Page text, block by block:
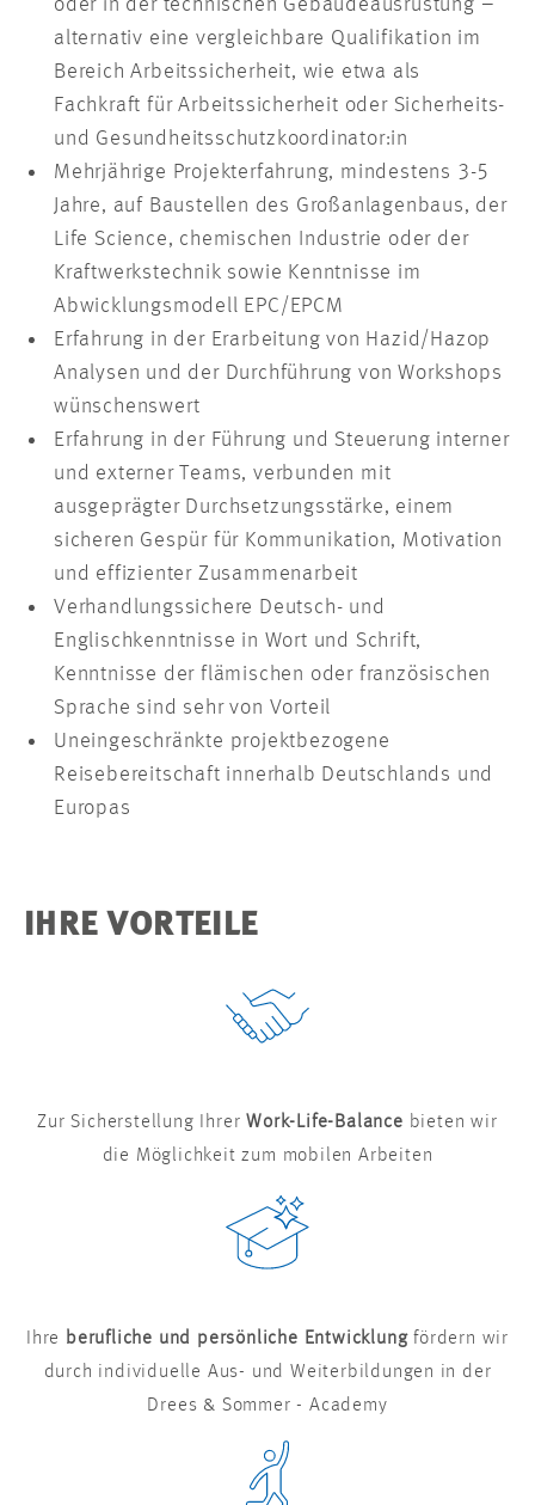
oder in der technischen Gebäudeausrüstung –
alternativ eine vergleichbare Qualifikation im
Bereich Arbeitssicherheit, wie etwa als
Fachkraft für Arbeitssicherheit oder Sicherheits-
und Gesundheitsschutzkoordinator:in
Mehrjährige Projekterfahrung, mindestens 3-5
Jahre, auf Baustellen des Großanlagenbaus, der
Life Science, chemischen Industrie oder der
Kraftwerkstechnik sowie Kenntnisse im
Abwicklungsmodell EPC/EPCM
Erfahrung in der Erarbeitung von Hazid/Hazop
Analysen und der Durchführung von Workshops
wünschenswert
Erfahrung in der Führung und Steuerung interner
und externer Teams, verbunden mit
ausgeprägter Durchsetzungsstärke, einem
sicheren Gespür für Kommunikation, Motivation
und effizienter Zusammenarbeit
Verhandlungssichere Deutsch- und
Englischkenntnisse in Wort und Schrift,
Kenntnisse der flämischen oder französischen
Sprache sind sehr von Vorteil
Uneingeschränkte projektbezogene
Reisebereitschaft innerhalb Deutschlands und
Europas
IHRE VORTEILE
Zur Sicherstellung IhrerWork-Life-Balance bieten wir
die Möglichkeit zum mobilen Arbeiten
Ihre berufliche und persönliche Entwicklungfördern wir
durch individuelle Aus- und Weiterbildungen in der
Drees & Sommer - Academy